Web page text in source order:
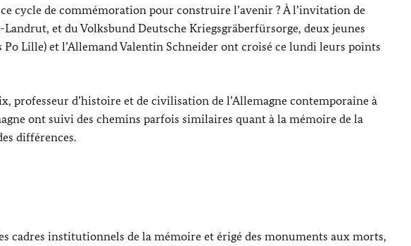
cycle de commémoration pour construire l’avenir ? À l’invitation de
Landrut, et du Volksbund Deutsche Kriegsgräberfürsorge, deux jeunes
Po Lille) et l’Allemand Valentin Schneider ont croisé ce lundi leurs points
professeur d’histoire et de civilisation de l’Allemagne contemporaine à
ont suivi des chemins parfois similaires quant à la mémoire de la
différences.
cadres institutionnels de la mémoire et érigé des monuments aux morts,